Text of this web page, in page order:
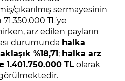
çıkarılmış sermayesinin
TL’ye
arz edilen payların
durumunda halka
%18,71; halka arz
TLolarak